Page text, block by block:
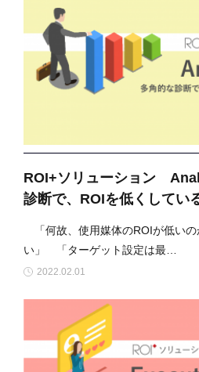
ROI+ソリューション
診断で、ROIを低くしてい
「何故、使用媒体のROIが低いの
い」 「ターゲット設定は最…
2022.02.01